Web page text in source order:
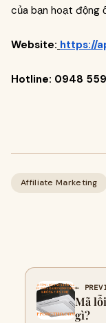
của bạn hoạt động
Website: https://
Hotline: 0948
Affiliate Marketing
←
Mã
gì?